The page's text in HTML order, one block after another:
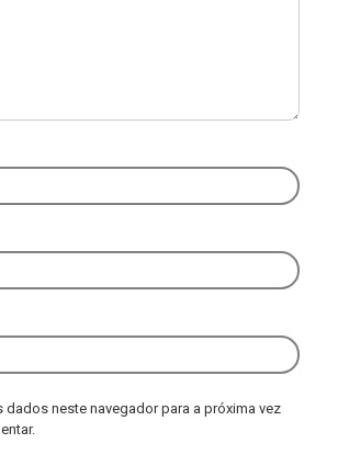
dados neste navegador para a próxima vez